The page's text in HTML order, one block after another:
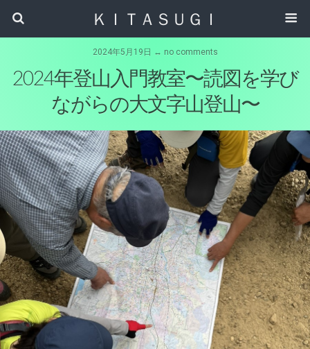
ＫＩＴＡＳＵＧＩ
2024年5月19日 ↔ no comments
2024年登山入門教室〜読図を学び
ながらの大文字山登山〜